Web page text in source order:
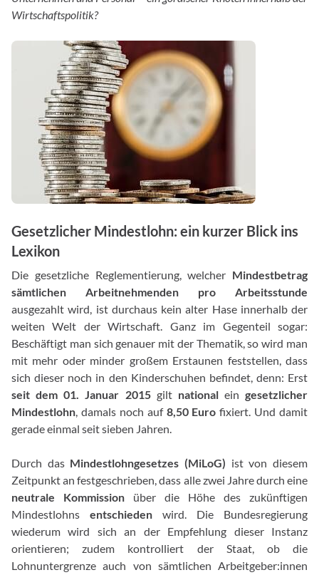
Wirtschaftspolitik?
Gesetzlicher Mindestlohn: ein kurzer Blick ins
Lexikon
Die gesetzliche Reglementierung, welcher Mindestbetrag
sämtlichen Arbeitnehmenden pro Arbeitsstunde
ausgezahlt wird, ist durchaus kein alter Hase innerhalb der
weiten Welt der Wirtschaft. Ganz im Gegenteil sogar:
Beschäftigt man sich genauer mit der Thematik, so wird man
mit mehr oder minder großem Erstaunen feststellen, dass
sich dieser noch in den Kinderschuhen befindet, denn: Erst
seit dem 01. Januar 2015gilt nationalein gesetzlicher
Mindestlohn, damals noch auf 8,50 Euro fixiert. Und damit
gerade einmal seit sieben Jahren.
Durch das Mindestlohngesetzes (MiLoG) ist von diesem
Zeitpunkt an festgeschrieben, dass alle zwei Jahre durch eine
neutrale Kommission über die Höhe des zukünftigen
Mindestlohns entschieden wird. Die Bundesregierung
wiederum wird sich an der Empfehlung dieser Instanz
orientieren; zudem kontrolliert der Staat, ob die
Lohnuntergrenze auch von sämtlichen Arbeitgeber:innen